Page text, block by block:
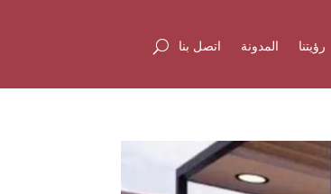
رؤيتنا المدونة اتصل بنا